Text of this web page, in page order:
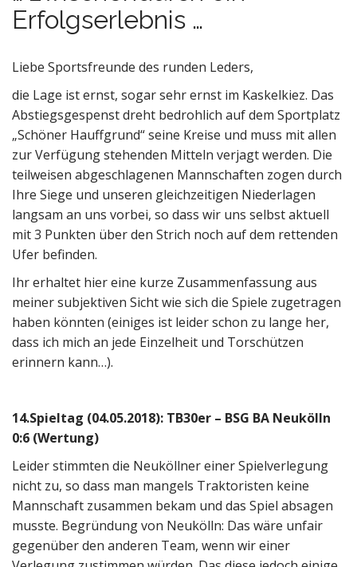
Erfolgserlebnis …
Liebe Sportsfreunde des runden Leders,
die Lage ist ernst, sogar sehr ernst im Kaskelkiez. Das
Abstiegsgespenst dreht bedrohlich auf dem Sportplatz
„Schöner Hauffgrund“ seine Kreise und muss mit allen
zur Verfügung stehenden Mitteln verjagt werden. Die
teilweisen abgeschlagenen Mannschaften zogen durch
Ihre Siege und unseren gleichzeitigen Niederlagen
langsam an uns vorbei, so dass wir uns selbst aktuell
mit 3 Punkten über den Strich noch auf dem rettenden
Ufer befinden.
Ihr erhaltet hier eine kurze Zusammenfassung aus
meiner subjektiven Sicht wie sich die Spiele zugetragen
haben könnten (einiges ist leider schon zu lange her,
dass ich mich an jede Einzelheit und Torschützen
erinnern kann…).
14.Spieltag (04.05.2018): TB30er – BSG BA Neukölln
0:6 (Wertung)
Leider stimmten die Neuköllner einer Spielverlegung
nicht zu, so dass man mangels Traktoristen keine
Mannschaft zusammen bekam und das Spiel absagen
musste. Begründung von Neukölln: Das wäre unfair
gegenüber den anderen Team, wenn wir einer